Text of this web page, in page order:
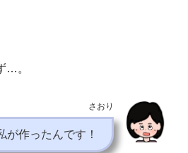
…。
さおり
が作ったんです！